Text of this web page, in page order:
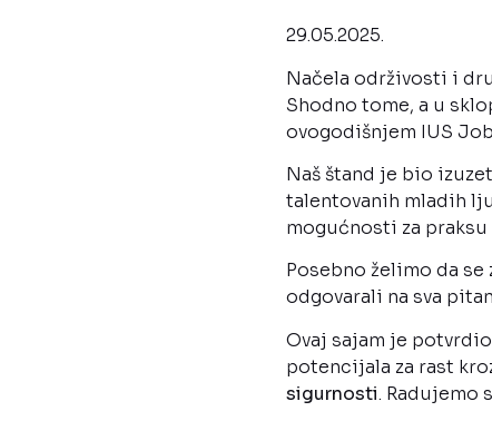
29.05.2025.
Načela održivosti i
Shodno tome, a u
ovogodišnjem IUS
Naš štand je bio
talentovanih mladih
mogućnosti za praksu
Posebno želimo da
odgovarali na sva
Ovaj sajam je
potencijala za rast
sigurnosti. Radujemo